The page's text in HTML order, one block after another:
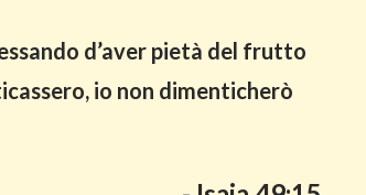
d’aver pietà del frutto
io non dimenticherò